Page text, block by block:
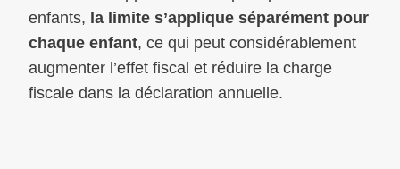
enfants, la limite s’applique séparément pour
chaque enfant, ce qui peut considérablement
augmenter l’effet fiscal et réduire la charge
fiscale dans la déclaration annuelle.